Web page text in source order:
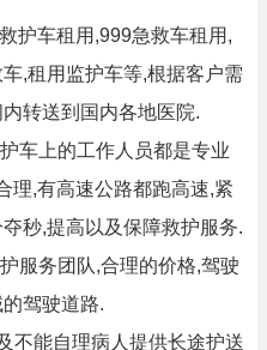
护车租用,999急救车租用,
,租用监护车等,根据客户需
转送到国内各地医院.
车上的工作人员都是专业
理,有高速公路都跑高速,紧
秒,提高以及保障救护服务.
服务团队,合理的价格,驾驶
驾驶道路.
不能自理病人提供长途护送